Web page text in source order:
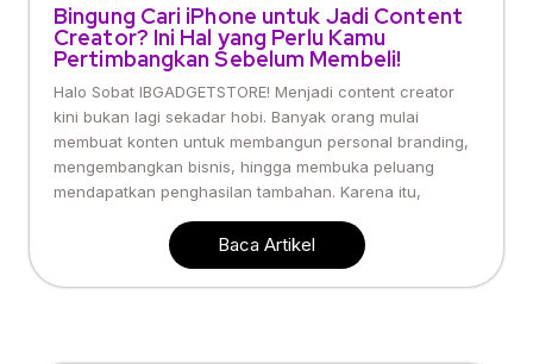
Bingung Cari iPhone untuk Jadi Content
Creator? Ini Hal yang Perlu Kamu
Pertimbangkan Sebelum Membeli!
Halo Sobat IBGADGETSTORE! Menjadi content creator
kini bukan lagi sekadar hobi. Banyak orang mulai
membuat konten untuk membangun personal branding,
mengembangkan bisnis, hingga membuka peluang
mendapatkan penghasilan tambahan. Karena itu,
Baca Artikel